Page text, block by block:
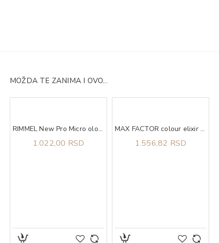
MOŽDA TE ZANIMA I OVO...
RIMMEL New Pro Micro olovka za obrve 004
1.022,00 RSD
MAX FACTOR colour elixir lip 10 toasted alm
1.556,82 RSD